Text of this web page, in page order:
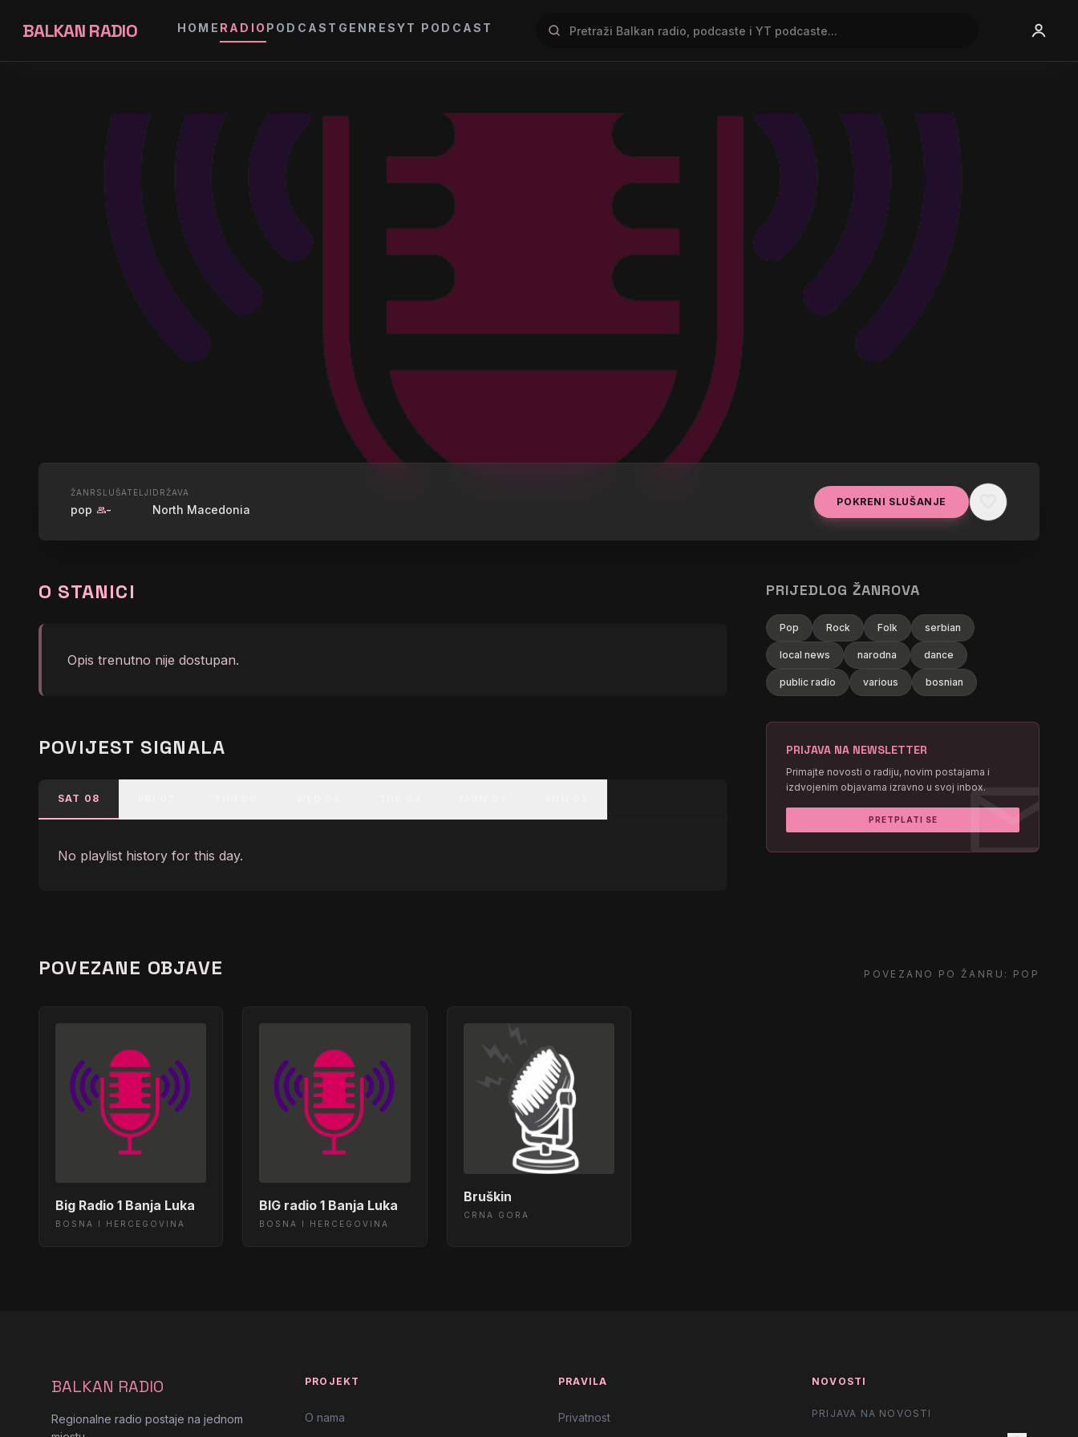
BALKAN RADIO HOME RADIO PODCAST GENRESYT PODCAST
UŽIVO
ЕКСПРЕС РАДИО 101.1 СТРУМИЦА,
МАКЕДОНИЈА
ŽANR
pop
SLUŠATELJI
group-
DRŽAVA
North Macedonia
POKRENI SLUŠANJE
O STANICI
Opis trenutno nije dostupan.
POVIJEST SIGNALA
SAT 08
No playlist history for this day.
PRIJEDLOG ŽANROVA
Pop Rock Folk serbian
local news narodna dance
public radio various bosnian
mail
PRIJAVA NA NEWSLETTER
Primajte novosti o radiju, novim postajama i
izdvojenim objavama izravno u svoj inbox.
PRETPLATI SE
POVEZANE OBJAVE POVEZANO PO ŽANRU: POP
Big Radio 1 Banja Luka
BOSNA I HERCEGOVINA
BIG radio 1 Banja Luka
BOSNA I HERCEGOVINA
Bruškin
CRNA GORA
BALKAN RADIO
Regionalne radio postaje na jednom
PROJEKT
O nama
PRAVILA
Privatnost
NOVOSTI
PRIJAVA NA NOVOSTI